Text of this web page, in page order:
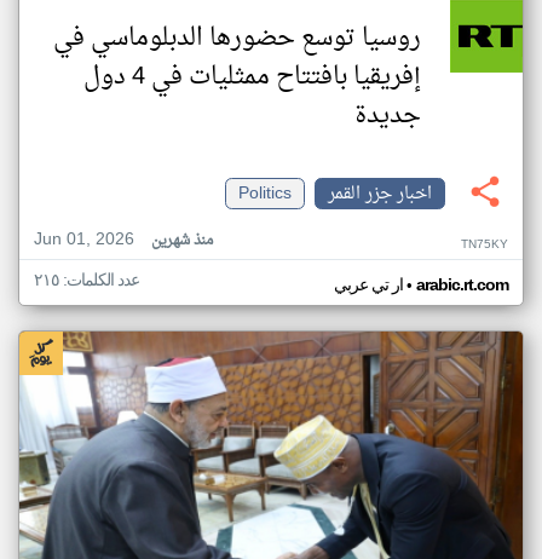
روسيا توسع حضورها الدبلوماسي في
إفريقيا بافتتاح ممثليات في 4 دول
جديدة
اخبار جزر القمر
Politics
Jun 01, 2026
منذ شهرين TN75KY
ار تي عربي• arabic.rt.com عدد الكلمات: ٢١٥